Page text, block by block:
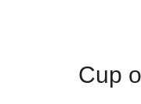
Cup